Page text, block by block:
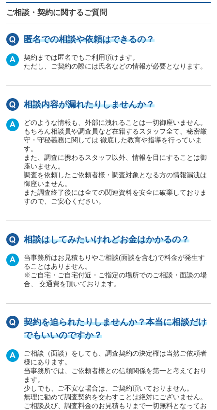
ご相談・契約に関するご質問
匿名での相談や依頼はできるの？
契約までは匿名でもご利用頂けます。
ただし、ご契約の際には氏名などの情報が必要となります。
相談内容が漏れたりしませんか？
どのような情報も、外部に洩れることは一切御座いません。
もちろん相談員や調査員など在籍するスタッフ全て、秘密厳
守・守秘義務に関しては 徹底した教育や指導を行っていま
す。
また、調査に携わるスタッフ以外、情報を目にすることは御
座いません。
調査を依頼したご依頼者様・調査対象となる方の情報漏洩は
御座いません。
また調査終了後には全ての関連資料を安全に破棄しておりま
すので、ご安心ください。
相談はしてみたいけれどお金はかかるの？
当事務所はお見積もりやご相談(面談を含む)で料金が発生す
ることはありません。
※ご自宅・ご自宅付近・ご指定の場所でのご相談・面談の場
合、 交通費を頂いております。
契約を迫られたりしませんか？本当に相談だけ
でもいいのですか？
ご相談（面談）をしても、調査契約の決定権は当然ご依頼者
様にあります。
当事務所では、ご依頼者様との信頼関係を第一と考えており
ます。
少しでも、ご不安な場合は、ご契約頂いておりません。
無理に勧めて調査契約を交わすことは絶対にございません。
ご相談及び、調査料金のお見積もりまで一切無料となってお